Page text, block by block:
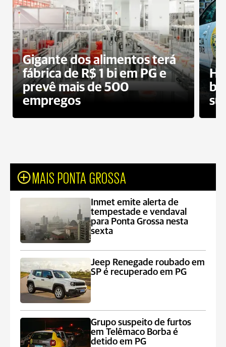
Gigante dos alimentos terá
fábrica de R$ 1 bi em PG e
prevê mais de 500
empregos
MAIS PONTA GROSSA
Inmet emite alerta de
tempestade e vendaval
para Ponta Grossa nesta
sexta
Jeep Renegade roubado em
SP é recuperado em PG
Grupo suspeito de furtos
em Telêmaco Borba é
detido em PG